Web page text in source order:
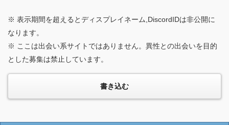
※ 表示期間を超えるとディスプレイネーム,DiscordIDは非公開に
なります。
※ ここは出会い系サイトではありません。異性との出会いを目的
とした募集は禁止しています。